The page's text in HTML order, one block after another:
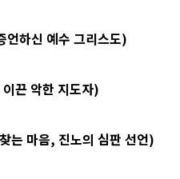
하신 예수 그리스도)
끈 악한 지도자)
는 마음, 진노의 심판 선언)